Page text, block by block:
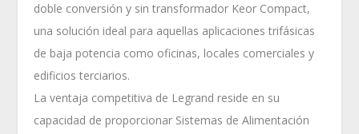
doble conversión y sin transformador Keor Compact,
una solución ideal para aquellas aplicaciones trifásicas
de baja potencia como oficinas, locales comerciales y
edificios terciarios.
La ventaja competitiva de Legrand reside en su
capacidad de proporcionar Sistemas de Alimentación